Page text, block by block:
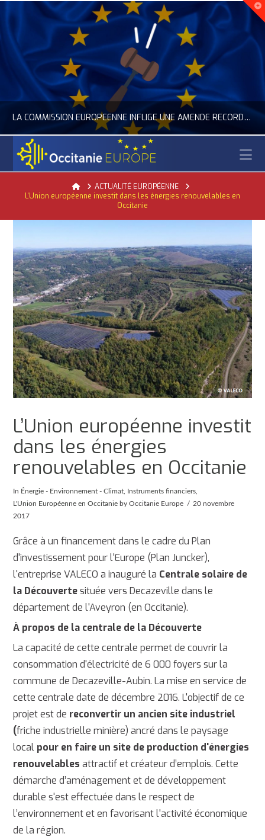
LA COMMISSION EUROPÉENNE INFLIGE UNE AMENDE RECORD À GOOGLE
ACTUALITÉ DE L'UNION EUROPÉENNE, ACTUALITÉ DE LA REPRÉSENTATION D’OCCITANIE EUROPE, NUMÉRIQUE- DIGITAL
HomeACTUALITÉ EUROPÉENNE
L'Union européenne investit dans les énergies renouvelables en
Occitanie
L’Union européenne investit
dans les énergies
renouvelables en Occitanie
In Énergie - Environnement - Climat Instruments financiers
L'Union Européenne en Occitanie by Occitanie Europe
20 novembre
2017
Grâce à un financement dans le cadre du Plan
d'investissement pour l'Europe (Plan Juncker),
l'entreprise VALECO a inauguré la Centrale solaire de
la Découvertesituée vers Decazeville dans le
département de l'Aveyron (en Occitanie).
À propos de la centrale de la Découverte
La capacité de cette centrale permet de couvrir la
consommation d'électricité de 6 000 foyers sur la
commune de Decazeville-Aubin. La mise en service de
cette centrale date de décembre 2016. L'objectif de ce
projet est de reconvertir un ancien site industriel
(friche industrielle minière) ancré dans le paysage
local pour en faire un site de production d'énergies
renouvelables attractif et créateur d’emplois. Cette
démarche d’aménagement et de développement
durable s'est effectuée dans le respect de
l’environnement et en favorisant l'activité économique
de la région.